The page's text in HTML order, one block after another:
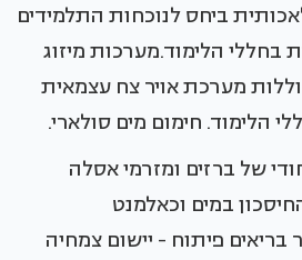
ביחס לנוכחות התלמידים
הלימוד.מערכות מיזוג
מערכת אויר צח עצמאית
הלימוד. חימום מים סולארי.
של ברזים ומזרמי אסלה
במים וכאלמנט
בריאים פיתוח - יישום צמחיה